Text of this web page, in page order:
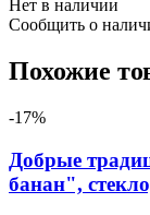
Нет в наличии
Сообщить о
Похожие
-17%
Добрые
банан",